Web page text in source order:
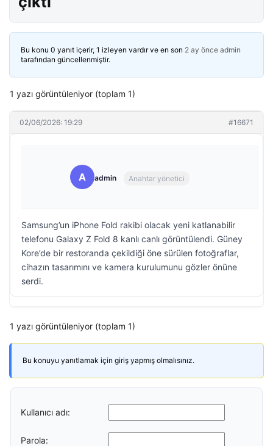
Bu konu 0 yanıt içerir, 1 izleyen vardır ve en son 2 ay önce admin
tarafından güncellenmiştir.
1 yazı görüntüleniyor (toplam 1)
02/06/2026: 19:29 #16671
A admin Anahtar yönetici
Samsung’un iPhone Fold rakibi olacak yeni katlanabilir
telefonu Galaxy Z Fold 8 kanlı canlı görüntülendi. Güney
Kore’de bir restoranda çekildiği öne sürülen fotoğraflar,
cihazın tasarımını ve kamera kurulumunu gözler önüne
serdi.
1 yazı görüntüleniyor (toplam 1)
Bu konuyu yanıtlamak için giriş yapmış olmalısınız.
Kullanıcı adı:
Parola: